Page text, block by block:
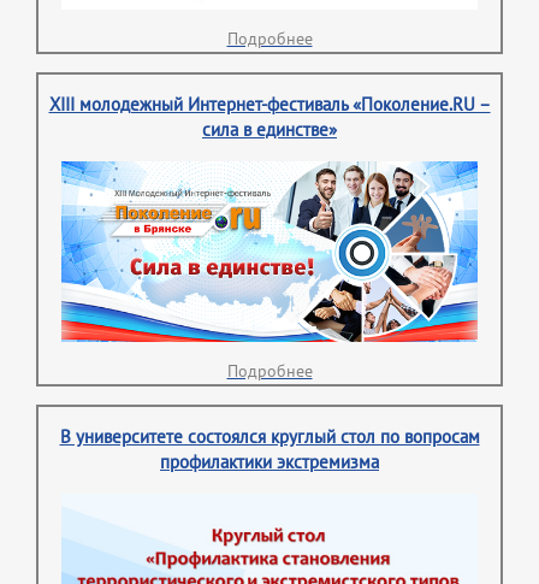
Подробнее
XIII молодежный Интернет-фестиваль «Поколение.RU –
сила в единстве»
Подробнее
В университете состоялся круглый стол по вопросам
профилактики экстремизма